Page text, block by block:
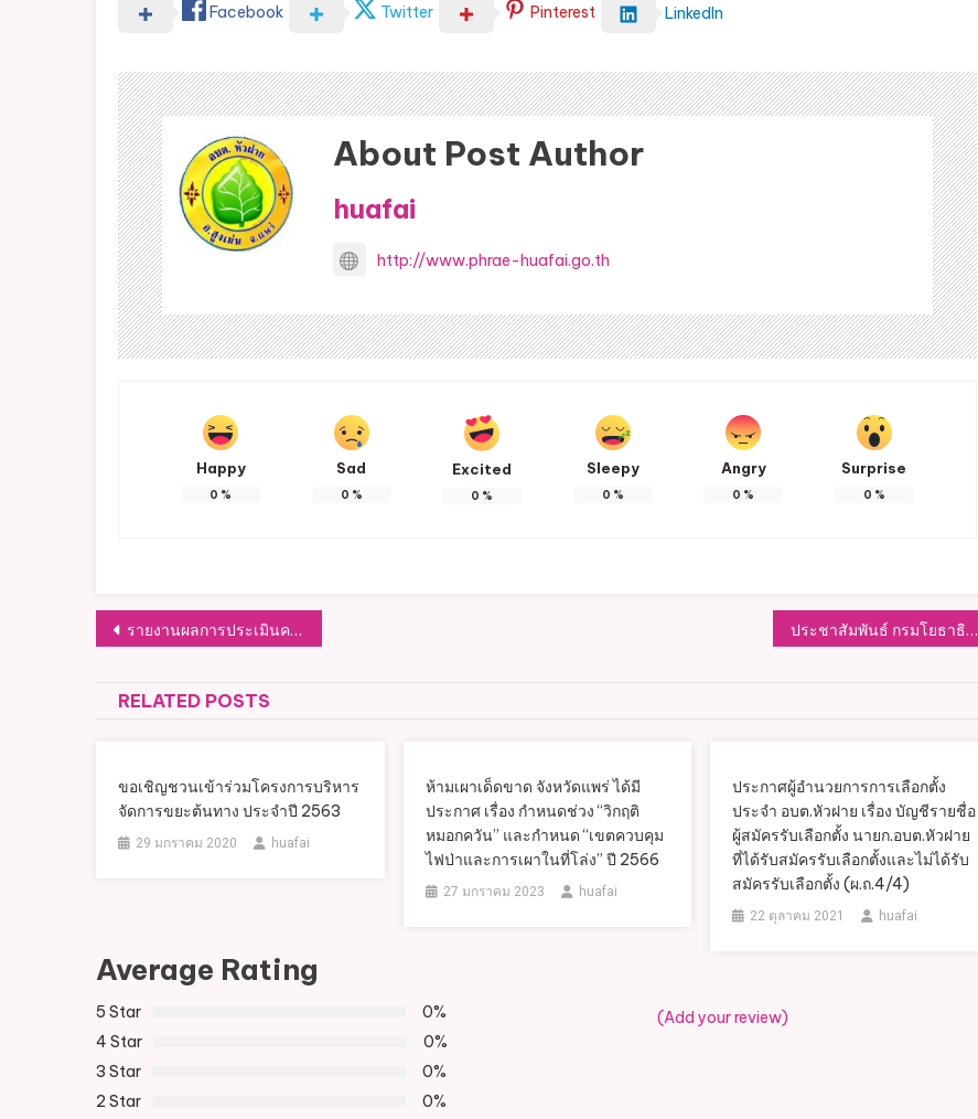
Facebook Twitter Pinterest LinkedIn
About Post Author
huafai
http://www.phrae-huafai.go.th
Happy
0 %
Sad
0 %
Excited
0 %
Sleepy
0 %
Angry
0 %
Surprise
0 %
แนะแนว
เรื่อง
รายงานผลการประเมินความเสี่ยงการทุจริต ประชาสัมพันธ์ กรมโยธาธิการและผังเมือง ขอเชิญประชาชนผู้อยู่อาศัย หรือผู้ครอบครองที่ดิน หรืออาคารที่ตั้งอยู่ในเขตพื้นที่
RELATED POSTS
ขอเชิญชวนเข้าร่วมโครงการบริหาร
จัดการขยะต้นทาง ประจำปี 2563
29 มกราคม 2020 huafai
ห้ามเผาเด็ดขาด จังหวัดแพร่ ได้มี
ประกาศ เรื่อง กำหนดช่วง “วิกฤติ
หมอกควัน” และกำหนด “เขตควบคุม
ไฟป่าและการเผาในที่โล่ง” ปี 2566
27 มกราคม 2023 huafai
ประกาศผู้อำนวยการการเลือกตั้ง
ประจำ อบต.หัวฝาย เรื่อง บัญชีรายชื่อ
ผู้สมัครรับเลือกตั้ง นายก.อบต.หัวฝาย
ที่ได้รับสมัครรับเลือกตั้งและไม่ได้รับ
สมัครรับเลือกตั้ง (ผ.ถ.4/4)
22 ตุลาคม 2021 huafai
Average Rating
5 Star
0%
4 Star
0%
3 Star
0%
2 Star
0%
(Add your review)